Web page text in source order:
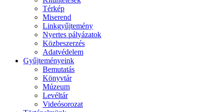
Térkép
Miserend
Linkgyűjtemény
Nyertes pályázatok
Közbeszerzés
Adatvédelem
Gyűjteményeink
Bemutatás
Könyvtár
Múzeum
Levéltár
Videósorozat